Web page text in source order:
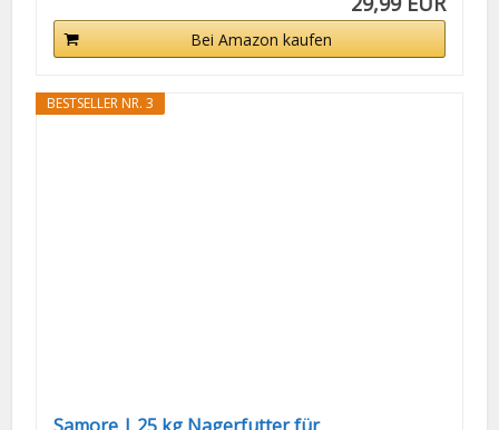
Bei Amazon kaufen
BESTSELLER NR. 3